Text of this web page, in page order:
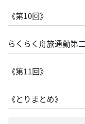
《第10回》
らくらく舟旅通勤第
《第11回》
《とりまとめ》